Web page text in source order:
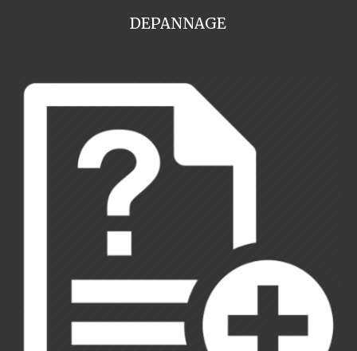
DEPANNAGE